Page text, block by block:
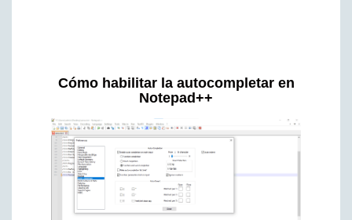
Cómo habilitar la autocompletar en
Notepad++